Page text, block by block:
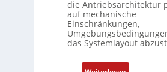
Z
u
s
t
t
f
ü
m
die Antriebsarchitektur
auf mechanische
Einschränkungen,
das Systemlayout